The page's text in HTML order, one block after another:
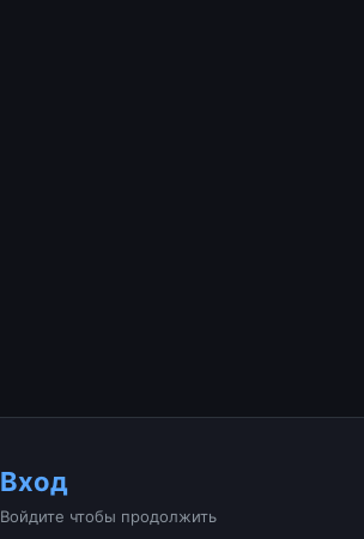
Вход
Войдите чтобы продолжить